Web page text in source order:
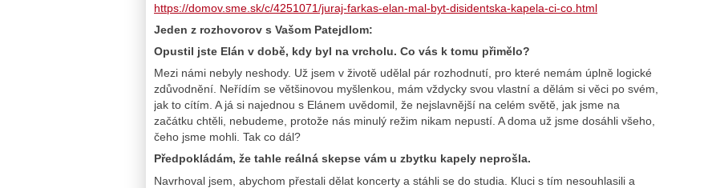
https://domov.sme.sk/c/4251071/juraj-farkas-elan-mal-byt-disidentska-kapela-ci-co.html
Jeden z rozhovorov s Vašom Patejdlom:
Opustil jste Elán v době, kdy byl na vrcholu. Co vás k tomu přimělo?
Mezi námi nebyly neshody. Už jsem v životě udělal pár rozhodnutí, pro které nemám úplně logické
zdůvodnění. Neřídím se většinovou myšlenkou, mám vždycky svou vlastní a dělám si věci po svém,
jak to cítím. A já si najednou s Elánem uvědomil, že nejslavnější na celém světě, jak jsme na
začátku chtěli, nebudeme, protože nás minulý režim nikam nepustí. A doma už jsme dosáhli všeho,
čeho jsme mohli. Tak co dál?
Předpokládám, že tahle reálná skepse vám u zbytku kapely neprošla.
Navrhoval jsem, abychom přestali dělat koncerty a stáhli se do studia. Kluci s tím nesouhlasili a